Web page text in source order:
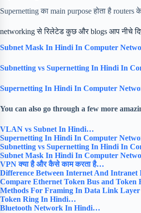
Supernetting का main purpose होता है
networking से रिलेटेड कुछ और blogs आप नीचे
Subnet Mask In Hindi In Computer
Subnetting vs Supernetting In Hindi In
Supernetting In Hindi In Computer
You can also go through a few more
VLAN vs Subnet In Hindi…
Supernetting In Hindi In Computer
Subnetting vs Supernetting In Hindi In
Subnet Mask In Hindi In Computer
VPN क्या है और कैसे काम करता है…
Difference Between Internet And
Compare Ethernet Token Bus and
Methods For Framing In Data Link
Token Ring In Hindi…
Bluetooth Network In Hindi…